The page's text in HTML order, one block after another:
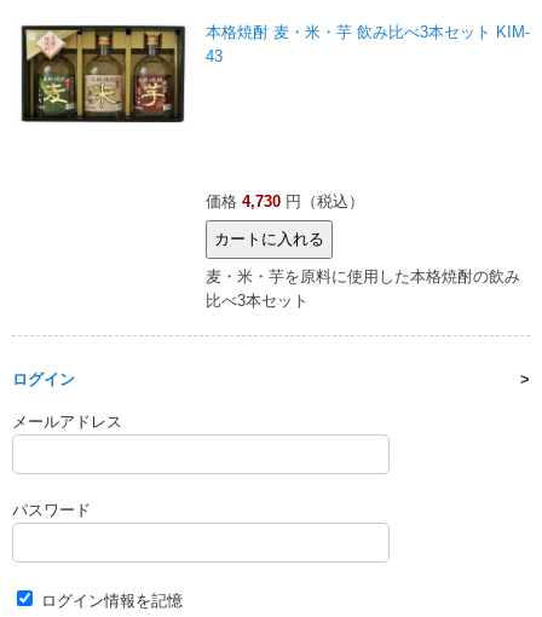
本格焼酎 麦・米・芋 飲み比べ3本セット KIM-
43
価格 4,730 円（税込）
麦・米・芋を原料に使用した本格焼酎の飲み
比べ3本セット
ログイン
メールアドレス
パスワード
ログイン情報を記憶